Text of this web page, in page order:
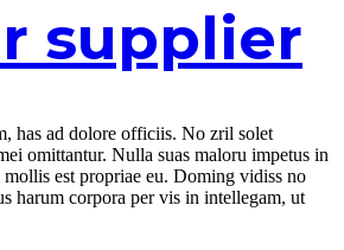
supplier
has ad dolore officiis. No zril solet
omittantur. Nulla suas maloru impetus in
mollis est propriae eu. Doming vidiss no
harum corpora per vis in intellegam, ut